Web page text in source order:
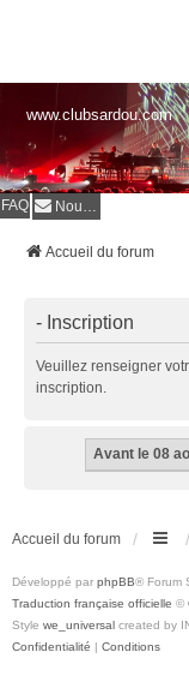
www.clubsardou.com
FAQ Nous contacter
Accueil du forum
- Inscription
Veuillez renseigner
inscription.
Accueil du forum
Développé par phpBB® Forum
Traduction française officielle ©
Style we_universal created by
Confidentialité | Conditions